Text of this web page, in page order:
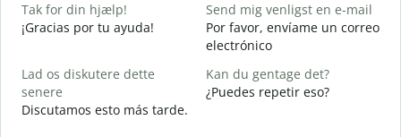
Tak for din hjælp!
¡Gracias por tu ayuda!
Send mig venligst en e-mail
Por favor, envíame un correo
electrónico
Lad os diskutere dette
senere
Discutamos esto más tarde.
Kan du gentage det?
¿Puedes repetir eso?